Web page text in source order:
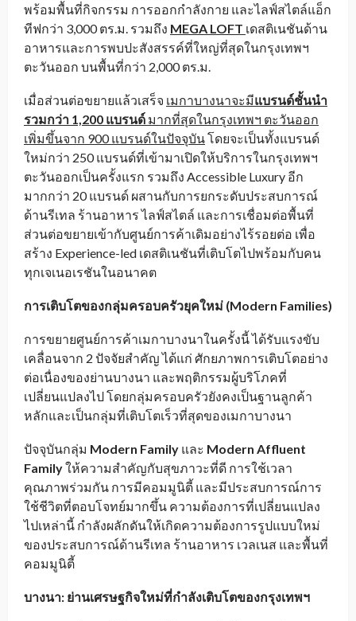
พร้อมพื้นที่กิจกรรม การออกกำลังกาย และไลฟ์สไตล์แอ็ก
ทีฟกว่า 3,000 ตร.ม. รวมถึง MEGA LOFT เดสติเนชันด้าน
อาหารและการพบปะสังสรรค์ที่ใหญ่ที่สุดในกรุงเทพฯ
ตะวันออก บนพื้นที่กว่า 2,000 ตร.ม.
เมื่อส่วนต่อขยายแล้วเสร็จ เมกาบางนาจะมีแบรนด์ชั้นนำ
รวมกว่า 1,200 แบรนด์ มากที่สุดในกรุงเทพฯ ตะวันออก
เพิ่มขึ้นจาก 900 แบรนด์ในปัจจุบันโดยจะเป็นทั้งแบรนด์
ใหม่กว่า 250 แบรนด์ที่เข้ามาเปิดให้บริการในกรุงเทพฯ
ตะวันออกเป็นครั้งแรก รวมถึง Accessible Luxury อีก
มากกว่า 20 แบรนด์ ผสานกับการยกระดับประสบการณ์
ด้านรีเทล ร้านอาหาร ไลฟ์สไตล์ และการเชื่อมต่อพื้นที่
ส่วนต่อขยายเข้ากับศูนย์การค้าเดิมอย่างไร้รอยต่อ เพื่อ
สร้าง Experience-led เดสติเนชันที่เติบโตไปพร้อมกับคน
ทุกเจเนอเรชันในอนาคต
การเติบโตของกลุ่มครอบครัวยุคใหม่ (Modern Families)
การขยายศูนย์การค้าเมกาบางนาในครั้งนี้ ได้รับแรงขับ
เคลื่อนจาก 2 ปัจจัยสำคัญ ได้แก่ ศักยภาพการเติบโตอย่าง
ต่อเนื่องของย่านบางนา และพฤติกรรมผู้บริโภคที่
เปลี่ยนแปลงไป โดยกลุ่มครอบครัวยังคงเป็นฐานลูกค้า
หลักและเป็นกลุ่มที่เติบโตเร็วที่สุดของเมกาบางนา
ปัจจุบันกลุ่ม Modern Family และ Modern Affluent
Familyให้ความสำคัญกับสุขภาวะที่ดี การใช้เวลา
คุณภาพร่วมกัน การมีคอมมูนิตี้ และมีประสบการณ์การ
ใช้ชีวิตที่ตอบโจทย์มากขึ้น ความต้องการที่เปลี่ยนแปลง
ไปเหล่านี้ กำลังผลักดันให้เกิดความต้องการรูปแบบใหม่
ของประสบการณ์ด้านรีเทล ร้านอาหาร เวลเนส และพื้นที่
คอมมูนิตี้
บางนา: ย่านเศรษฐกิจใหม่ที่กำลังเติบโตของกรุงเทพฯ